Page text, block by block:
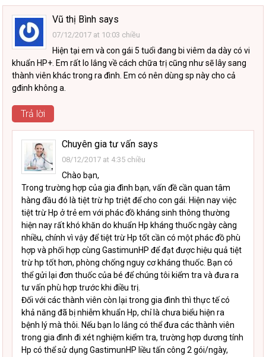
Vũ thị Bình says
07/12/2017 at 10:03 chiều
Hiện tại em và con gái 5 tuổi đang bi viêm da dày có vi
khuẩn HP+. Em rất lo lắng về cách chữa trị cũng như sẽ lây sang
thành viên khác trong ra đình. Em có nên dùng sp này cho cả
gđinh không a.
Trả lời
Chuyên gia tư vấn says
08/12/2017 at 4:35 chiều
Chào bạn,
Trong trường hợp của gia đình bạn, vấn đề cần quan tâm
hàng đầu đó là tiệt trừ hp triệt để cho con gái. Hiện nay việc
tiệt trừ Hp ở trẻ em với phác đồ kháng sinh thông thường
hiện nay rất khó khăn do khuẩn Hp kháng thuốc ngày càng
nhiều, chính vì vậy để tiệt trừ Hp tốt cần có một phác đồ phù
hợp và phối hợp cùng GastimunHP để đạt được hiệu quả tiệt
trừ hp tốt hơn, phòng chống nguy cơ kháng thuốc. Bạn có
thể gửi lại đơn thuốc của bé để chúng tôi kiểm tra và đưa ra
tư vấn phù hợp trước khi điều trị.
Đối với các thành viên còn lại trong gia đình thì thực tế có
khả năng đã bị nhiễm khuẩn Hp, chỉ là chưa biểu hiện ra
bệnh lý mà thôi. Nếu bạn lo lắng có thể đưa các thành viên
trong gia đình đi xét nghiệm kiểm tra, trường hợp dương tính
Hp có thể sử dụng GastimunHP liều tấn công 2 gói/ngày,